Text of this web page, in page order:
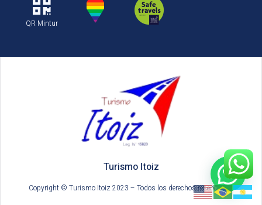
QR Mintur
Turismo Itoiz
Copyright © Turismo Itoiz 2023 – Todos los derechos reservados.